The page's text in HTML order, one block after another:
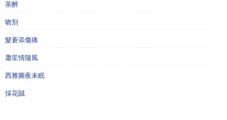
茶醉
吻別
髮蒼添傷痛
蕭笙情隨風
西雅圖夜未眠
採花賊